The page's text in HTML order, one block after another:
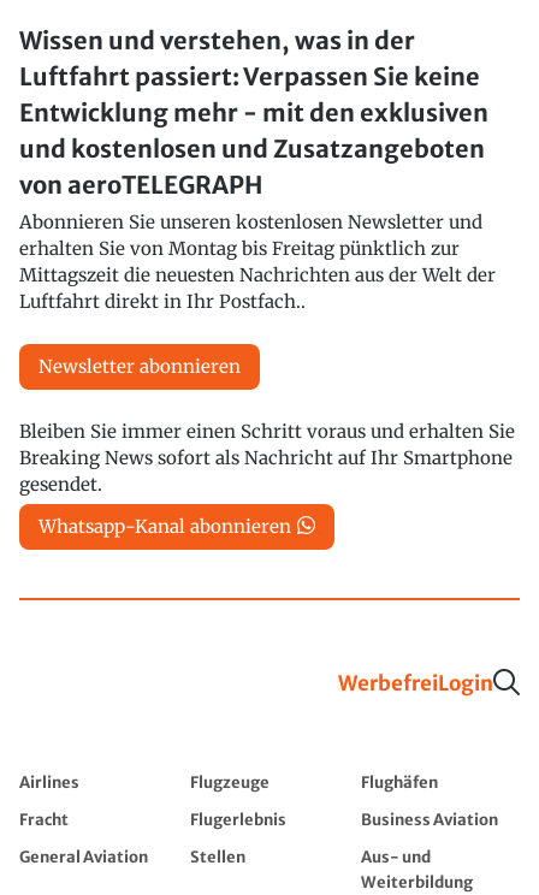
Wissen und verstehen, was in der
Luftfahrt passiert: Verpassen Sie keine
Entwicklung mehr - mit den exklusiven
und kostenlosen und Zusatzangeboten
von aeroTELEGRAPH
Abonnieren Sie unseren kostenlosen Newsletter und
erhalten Sie von Montag bis Freitag pünktlich zur
Mittagszeit die neuesten Nachrichten aus der Welt der
Luftfahrt direkt in Ihr Postfach..
Newsletter abonnieren
Bleiben Sie immer einen Schritt voraus und erhalten Sie
Breaking News sofort als Nachricht auf Ihr Smartphone
gesendet.
Whatsapp-Kanal abonnieren
WerbefreiLogin
Airlines Flugzeuge
Flughäfen
Fracht
Flugerlebnis
Business Aviation
General Aviation
Stellen
Aus- und
Weiterbildung